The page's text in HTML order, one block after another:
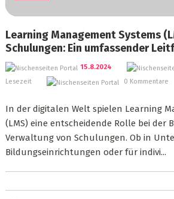
Learning Management Systems
Schulungen: Ein umfassender
15.8.2024
Lesezeit
0 Kommentare
In der digitalen Welt spielen Learning
(LMS) eine entscheidende Rolle bei der
Verwaltung von Schulungen. Ob in
Bildungseinrichtungen oder für indivi...